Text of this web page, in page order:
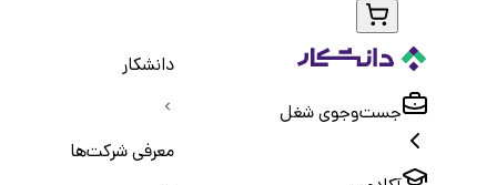
جست‌و‌جوی شغل
دانشکار
معرفی شرکت‌ها